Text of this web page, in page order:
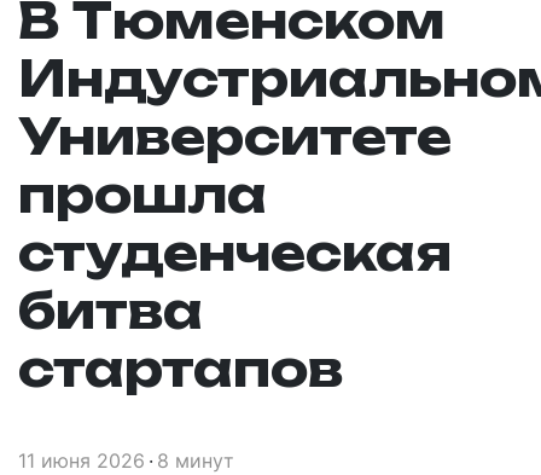
В Тюменском
Университете
прошла
студенческая
битва
стартапов
11 июня 2026 8 минут